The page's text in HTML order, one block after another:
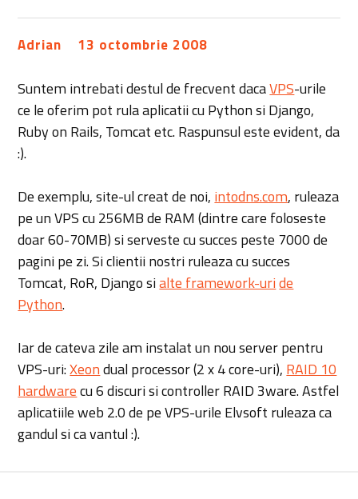
Adrian 13 octombrie 2008
Suntem intrebati destul de frecvent dacaVPS-urile
ce le oferim pot rula aplicatii cu Python si Django,
Ruby on Rails, Tomcat etc. Raspunsul este evident, da
:).
De exemplu, site-ul creat de noi, intodns.com, ruleaza
pe un VPS cu 256MB de RAM (dintre care foloseste
doar 60-70MB) si serveste cu succes peste 7000 de
pagini pe zi. Si clientii nostri ruleaza cu succes
Tomcat, RoR, Django sialte framework-uride
Python.
Iar de cateva zile am instalat un nou server pentru
VPS-uri:Xeondual processor (2 x 4 core-uri), RAID 10
hardwarecu 6 discuri si controller RAID 3ware. Astfel
aplicatiile web 2.0 de pe VPS-urile Elvsoft ruleaza ca
gandul si ca vantul :).